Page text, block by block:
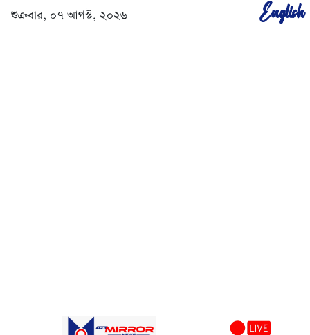
শুক্রবার, ০৭ আগস্ট, ২০২৬ English